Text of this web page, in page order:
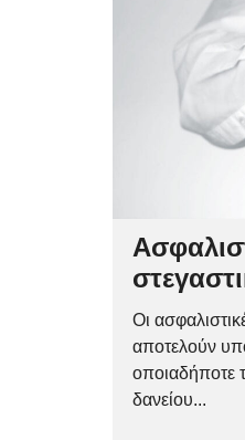
Οι
αποτελούν
οποιαδήποτε
δανείου...